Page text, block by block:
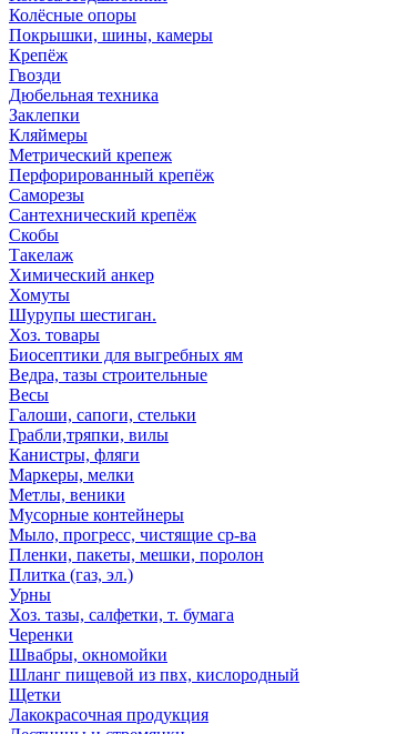
Колёсные опоры
Покрышки, шины, камеры
Крепёж
Гвозди
Дюбельная техника
Заклепки
Кляймеры
Метрический крепеж
Перфорированный крепёж
Саморезы
Сантехнический крепёж
Скобы
Такелаж
Химический анкер
Хомуты
Шурупы шестиган.
Хоз. товары
Биосептики для выгребных ям
Ведра, тазы строительные
Весы
Галоши, сапоги, стельки
Грабли,тряпки, вилы
Канистры, фляги
Маркеры, мелки
Метлы, веники
Мусорные контейнеры
Мыло, прогресс, чистящие ср-ва
Пленки, пакеты, мешки, поролон
Плитка (газ, эл.)
Урны
Хоз. тазы, салфетки, т. бумага
Черенки
Швабры, окномойки
Шланг пищевой из пвх, кислородный
Щетки
Лакокрасочная продукция